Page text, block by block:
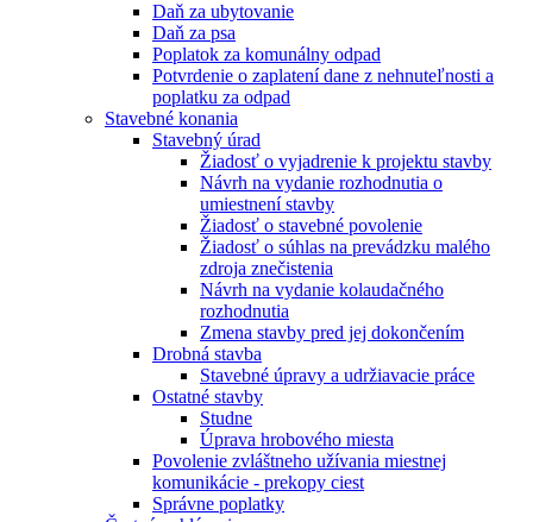
Daň za ubytovanie
Daň za psa
Poplatok za komunálny odpad
Potvrdenie o zaplatení dane z nehnuteľnosti a
poplatku za odpad
Stavebné konania
Stavebný úrad
Žiadosť o vyjadrenie k projektu stavby
Návrh na vydanie rozhodnutia o
umiestnení stavby
Žiadosť o stavebné povolenie
Žiadosť o súhlas na prevádzku malého
zdroja znečistenia
Návrh na vydanie kolaudačného
rozhodnutia
Zmena stavby pred jej dokončením
Drobná stavba
Stavebné úpravy a udržiavacie práce
Ostatné stavby
Studne
Úprava hrobového miesta
Povolenie zvláštneho užívania miestnej
komunikácie - prekopy ciest
Správne poplatky